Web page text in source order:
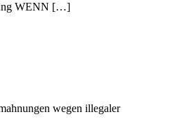
WENN […]
wegen illegaler